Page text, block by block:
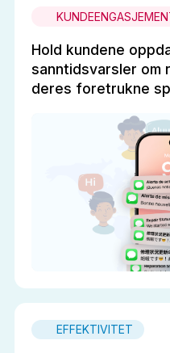
Hold kundene
sanntidsvarsler om
deres foretrukne
EFFEKTIVITET